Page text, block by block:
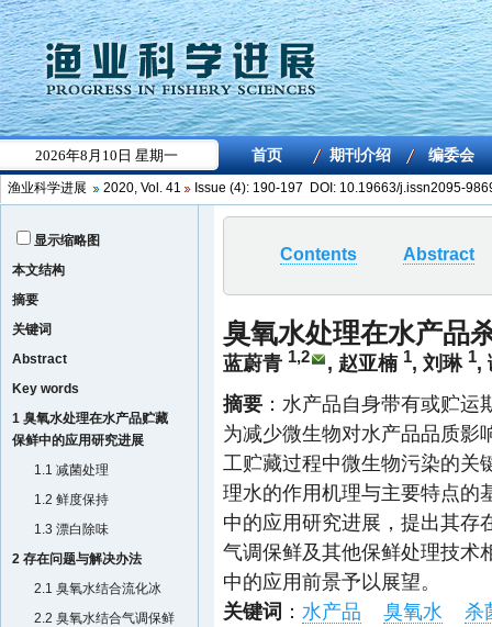
渔业科学进展 2020, Vol. 41 Issue (4): 190-197 DOI: 10.19663/j.issn2095-
显示缩略图
本文结构
摘要
关键词
Abstract
Key words
1 臭氧水处理在水产品贮藏
保鲜中的应用研究进展
1.1 减菌处理
1.2 鲜度保持
1.3 漂白除味
2 存在问题与解决办法
2.1 臭氧水结合流化冰
2.2 臭氧水结合气调保鲜
Contents Abstract
臭氧水处理在水产品
蓝蔚青 1,2 , 赵亚楠 1, 刘琳 1,
摘要 ：水产品自身带有或贮
为减少微生物对水产品品质影
工贮藏过程中微生物污染的关
理水的作用机理与主要特点的
中的应用研究进展，提出其存
气调保鲜及其他保鲜处理技术
中的应用前景予以展望。
关键词 ： 水产品 臭氧水 杀